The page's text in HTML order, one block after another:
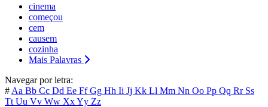
cinema
começou
cem
causem
cozinha
Mais Palavras
Navegar por letra:
# Aa Bb Cc Dd Ee FfGg Hh Ii Jj Kk Ll Mm Nn Oo Pp Qq Rr Ss
Tt Uu Vv Ww XxYy Zz